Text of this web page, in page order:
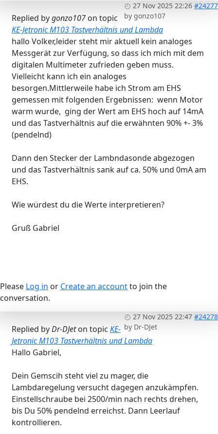
27 Nov 2025 22:26 #24277
by gonzo107
Replied bygonzo107on topic
KE-Jetronic M103 Tastverhältnis und Lambda
hallo Volker,leider steht mir aktuell kein analoges
Messgerät zur Verfügung, so dass ich mich mit dem
digitalen Multimeter zufrieden geben muss.
Vielleicht kann ich ein analoges
besorgen.Mittlerweile habe ich Strom am EHS
gemessen mit folgenden Ergebnissen: wenn Motor
warm wurde, ging der Wert am EHS hoch auf 14mA
und das Tastverhältnis auf die erwähnten 90% +- 3%
(pendelnd)
Dann den Stecker der Lambndasonde abgezogen
und das Tastverhältnis sank auf ca. 50% und 0mA am
EHS.
Wie würdest du die Werte interpretieren?
Gruß Gabriel
Please Log in or Create an accountto join the
conversation.
27 Nov 2025 22:47 #24278
by Dr-DJet
Replied byDr-DJeton topic KE-
Jetronic M103 Tastverhältnis und Lambda
Hallo Gabriel,
Dein Gemscih steht viel zu mager, die
Lambdaregelung versucht dagegen anzukämpfen.
Einstellschraube bei 2500/min nach rechts drehen,
bis Du 50% pendelnd erreichst. Dann Leerlauf
kontrollieren.